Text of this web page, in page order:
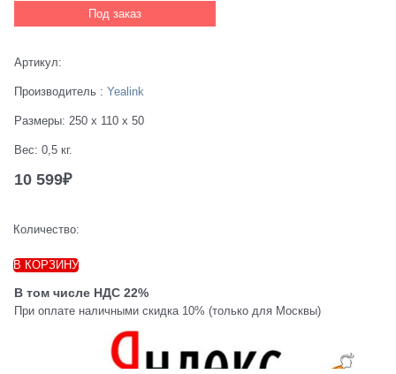
Под заказ
Артикул:
Производитель : Yealink
Размеры: 250 x 110 x 50
Вес: 0,5 кг.
10 599₽
Количество:
В КОРЗИНУ
В том числе НДС 22%
При оплате наличными скидка 10% (только для Москвы)